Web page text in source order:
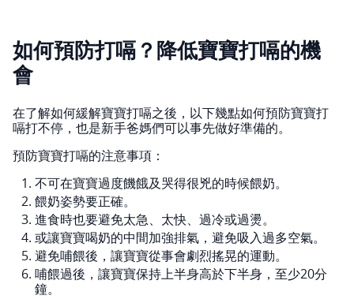
如何預防打嗝？降低寶寶打嗝的機
會
在了解如何緩解寶寶打嗝之後，以下幾點如何預防寶寶打
嗝打不停，也是新手爸媽們可以事先做好準備的。
預防寶寶打嗝的注意事項：
不可在寶寶過度饑餓及哭得很兇的時候餵奶。
餵奶姿勢要正確。
進食時也要避免太急、太快、過冷或過燙。
或讓寶寶喝奶的中間加強排氣，避免吸入過多空氣。
避免哺餵後，讓寶寶從事會劇烈搖晃的運動。
哺餵過後，讓寶寶保持上半身高於下半身，至少20分
鐘。